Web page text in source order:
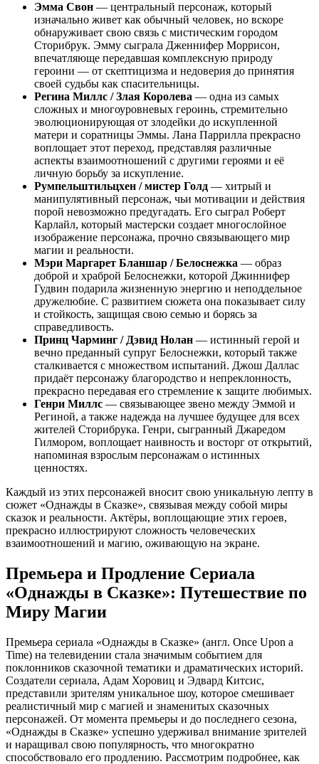
Эмма Свон — центральный персонаж, который
изначально живет как обычный человек, но вскоре
обнаруживает свою связь с мистическим городом
Сторибрук. Эмму сыграла Дженнифер Моррисон,
впечатляюще передавшая комплексную природу
героини — от скептицизма и недоверия до принятия
своей судьбы как спасительницы.
Регина Миллс / Злая Королева — одна из самых
сложных и многоуровневых героинь, стремительно
эволюционирующая от злодейки до искупленной
матери и соратницы Эммы. Лана Паррилла прекрасно
воплощает этот переход, представляя различные
аспекты взаимоотношений с другими героями и её
личную борьбу за искупление.
Румпельштильцхен / мистер Голд — хитрый и
манипулятивный персонаж, чьи мотивации и действия
порой невозможно предугадать. Его сыграл Роберт
Карлайл, который мастерски создает многослойное
изображение персонажа, прочно связывающего мир
магии и реальности.
Мэри Маргарет Бланшар / Белоснежка — образ
доброй и храброй Белоснежки, которой Джиннифер
Гудвин подарила жизненную энергию и неподдельное
дружелюбие. С развитием сюжета она показывает силу
и стойкость, защищая свою семью и борясь за
справедливость.
Принц Чарминг / Дэвид Нолан — истинный герой и
вечно преданный супруг Белоснежки, который также
сталкивается с множеством испытаний. Джош Даллас
придаёт персонажу благородство и непреклонность,
прекрасно передавая его стремление к защите любимых.
Генри Миллс — связывающее звено между Эммой и
Региной, а также надежда на лучшее будущее для всех
жителей Сторибрука. Генри, сыгранный Джаредом
Гилмором, воплощает наивность и восторг от открытий,
напоминая взрослым персонажам о истинных
ценностях.
Каждый из этих персонажей вносит свою уникальную лепту в
сюжет «Однажды в Сказке», связывая между собой миры
сказок и реальности. Актёры, воплощающие этих героев,
прекрасно иллюстрируют сложность человеческих
взаимоотношений и магию, оживающую на экране.
Премьера и Продление Сериала
«Однажды в Сказке»: Путешествие по
Миру Магии
Премьера сериала «Однажды в Сказке» (англ. Once Upon a
Time) на телевидении стала значимым событием для
поклонников сказочной тематики и драматических историй.
Создатели сериала, Адам Хоровиц и Эдвард Китсис,
представили зрителям уникальное шоу, которое смешивает
реалистичный мир с магией и знаменитых сказочных
персонажей. От момента премьеры и до последнего сезона,
«Однажды в Сказке» успешно удерживал внимание зрителей
и наращивал свою популярность, что многократно
способствовало его продлению. Рассмотрим подробнее, как